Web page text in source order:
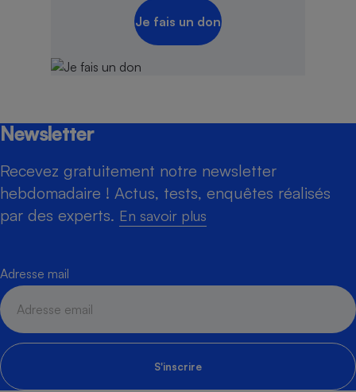
Je fais un don
Newsletter
Recevez gratuitement notre newsletter
hebdomadaire ! Actus, tests, enquêtes réalisés
par des experts. En savoir plus
Adresse mail
S'inscrire